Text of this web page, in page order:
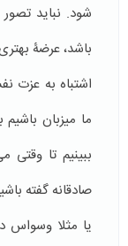
شود. نباید
باشد، عرضۀ
اشتباه به عزت
ما میزبان
ببینیم تا وقتی
صادقانه گفته
یا مثلا